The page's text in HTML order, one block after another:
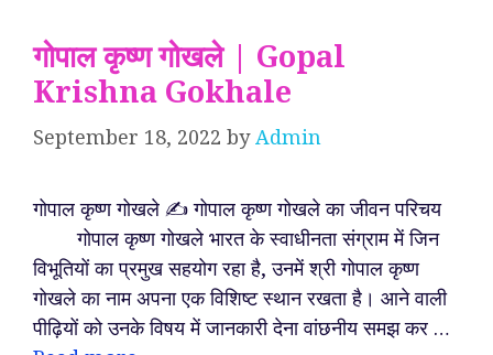
गोपाल कृष्ण गोखले | Gopal
Krishna Gokhale
September 18, 2022 byAdmin
गोपाल कृष्ण गोखले ✍️ गोपाल कृष्ण गोखले का जीवन परिचय
गोपाल कृष्ण गोखले भारत के स्वाधीनता संग्राम में जिन
विभूतियों का प्रमुख सहयोग रहा है, उनमें श्री गोपाल कृष्ण
गोखले का नाम अपना एक विशिष्ट स्थान रखता है। आने वाली
पीढ़ियों को उनके विषय में जानकारी देना वांछनीय समझ कर …